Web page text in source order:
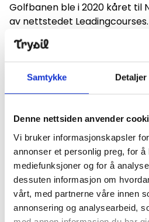
Samtykke Detaljer
Denne nettsiden anvender
Vi bruker informasjonskapsler
annonser et personlig preg, for
mediefunksjoner og for å
dessuten informasjon om
vårt, med partnerne våre innen
annonsering og analysearbeid,
Golfbanen ble i 2020 kåret til
av nettstedet
"Best value for money" og
svenske Golfhäftet. Må
Finn frem
+
−